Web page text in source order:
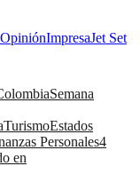
OpiniónImpresaJet Set
Semana
TurismoEstados
Personales4
en